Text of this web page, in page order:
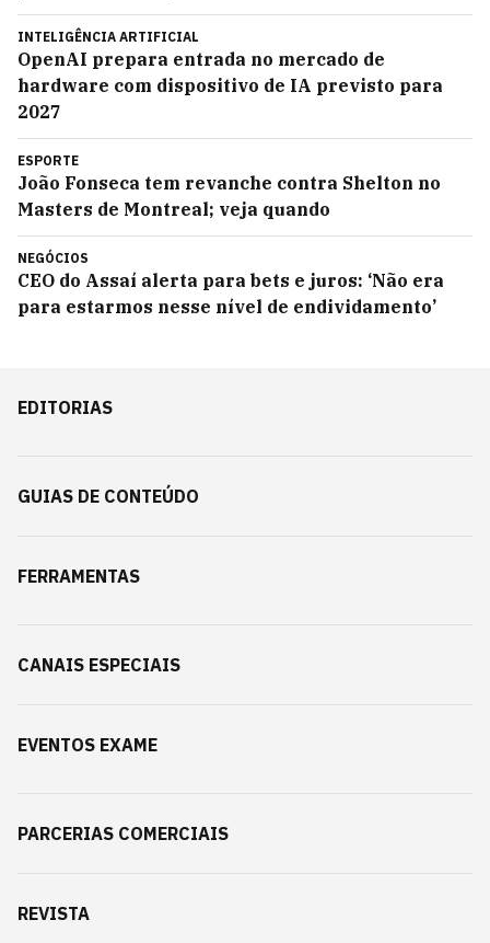
INTELIGÊNCIA ARTIFICIAL
OpenAI prepara entrada no mercado de
hardware com dispositivo de IA previsto para
2027
ESPORTE
João Fonseca tem revanche contra Shelton no
Masters de Montreal; veja quando
NEGÓCIOS
CEO do Assaí alerta para bets e juros: ‘Não era
para estarmos nesse nível de endividamento’
EDITORIAS
GUIAS DE CONTEÚDO
FERRAMENTAS
CANAIS ESPECIAIS
EVENTOS EXAME
PARCERIAS COMERCIAIS
REVISTA